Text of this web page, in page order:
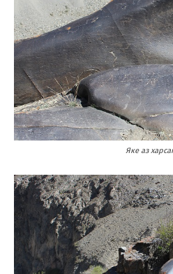
Яке аз